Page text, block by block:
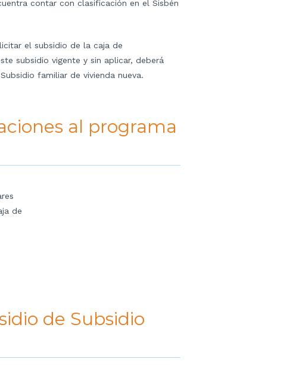
contar con clasificación en el Sisbén
el subsidio de la caja de
subsidio vigente y sin aplicar, deberá
familiar de vivienda nueva.
al programa
de
de Subsidio